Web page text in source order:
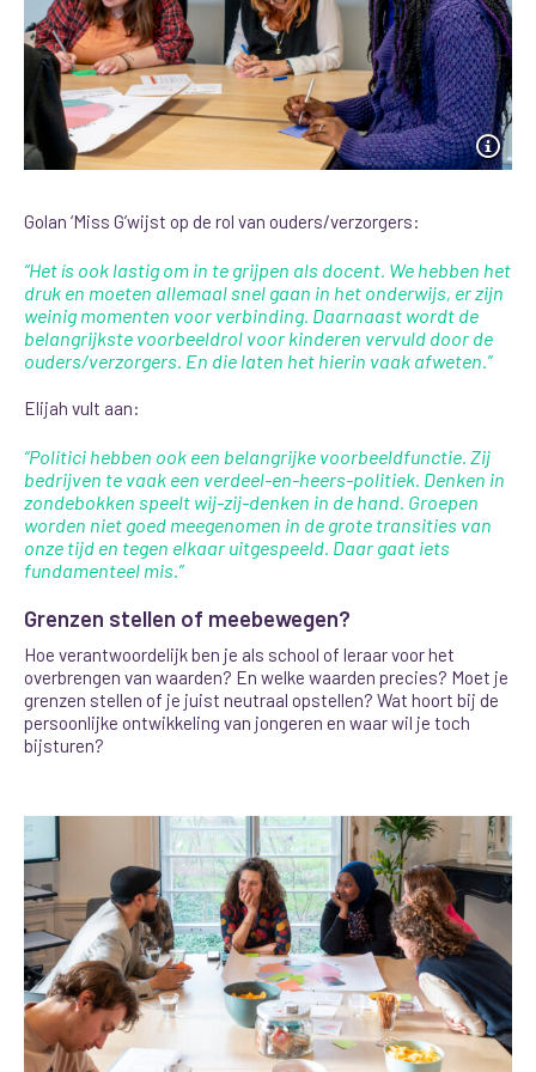
Golan ‘Miss G’wijst op de rol van ouders/verzorgers:
“Het ís ook lastig om in te grijpen als docent. We hebben het
druk en moeten allemaal snel gaan in het onderwijs, er zijn
weinig momenten voor verbinding. Daarnaast wordt de
belangrijkste voorbeeldrol voor kinderen vervuld door de
ouders/verzorgers. En die laten het hierin vaak afweten.”
Elijah vult aan:
“Politici hebben ook een belangrijke voorbeeldfunctie. Zij
bedrijven te vaak een verdeel-en-heers-politiek. Denken in
zondebokken speelt wij-zij-denken in de hand. Groepen
worden niet goed meegenomen in de grote transities van
onze tijd en tegen elkaar uitgespeeld. Daar gaat iets
fundamenteel mis.”
Grenzen stellen of meebewegen?
Hoe verantwoordelijk ben je als school of leraar voor het
overbrengen van waarden? En welke waarden precies? Moet je
grenzen stellen of je juist neutraal opstellen? Wat hoort bij de
persoonlijke ontwikkeling van jongeren en waar wil je toch
bijsturen?